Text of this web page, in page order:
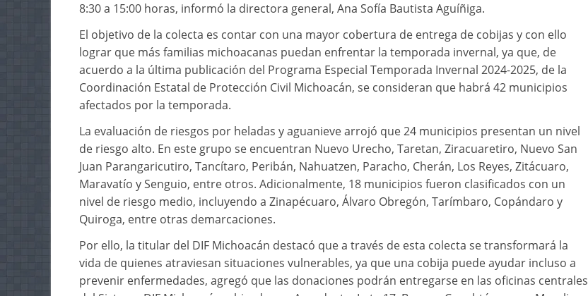
8:30 a 15:00 horas, informó la directora general, Ana Sofía Bautista Aguíñiga.
El objetivo de la colecta es contar con una mayor cobertura de entrega de cobijas y con ello
lograr que más familias michoacanas puedan enfrentar la temporada invernal, ya que, de
acuerdo a la última publicación del Programa Especial Temporada Invernal 2024-2025, de la
Coordinación Estatal de Protección Civil Michoacán, se consideran que habrá 42 municipios
afectados por la temporada.
La evaluación de riesgos por heladas y aguanieve arrojó que 24 municipios presentan un nivel
de riesgo alto. En este grupo se encuentran Nuevo Urecho, Taretan, Ziracuaretiro, Nuevo San
Juan Parangaricutiro, Tancítaro, Peribán, Nahuatzen, Paracho, Cherán, Los Reyes, Zitácuaro,
Maravatío y Senguio, entre otros. Adicionalmente, 18 municipios fueron clasificados con un
nivel de riesgo medio, incluyendo a Zinapécuaro, Álvaro Obregón, Tarímbaro, Copándaro y
Quiroga, entre otras demarcaciones.
Por ello, la titular del DIF Michoacán destacó que a través de esta colecta se transformará la
vida de quienes atraviesan situaciones vulnerables, ya que una cobija puede ayudar incluso a
prevenir enfermedades, agregó que las donaciones podrán entregarse en las oficinas centrales